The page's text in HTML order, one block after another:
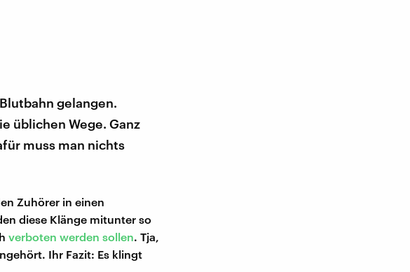
gelangen.
üblichen Wege. Ganz
muss man nichts
Zuhörer in einen
diese Klänge mitunter so
verboten werden sollen. Tja,
Ihr Fazit: Es klingt